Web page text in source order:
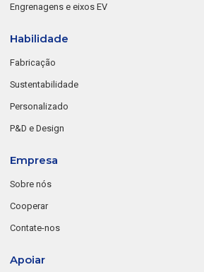
Engrenagens e eixos EV
Habilidade
Fabricação
Sustentabilidade
Personalizado
P&D e Design
Empresa
Sobre nós
Cooperar
Contate-nos
Apoiar